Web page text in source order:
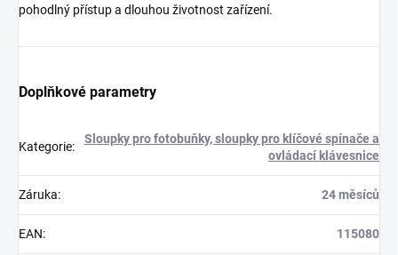
pohodlný přístup a dlouhou životnost zařízení.
Doplňkové parametry
Kategorie:
Sloupky pro fotobuňky, sloupky pro klíčové spínače a
ovládací klávesnice
Záruka: 24 měsíců
EAN: 115080